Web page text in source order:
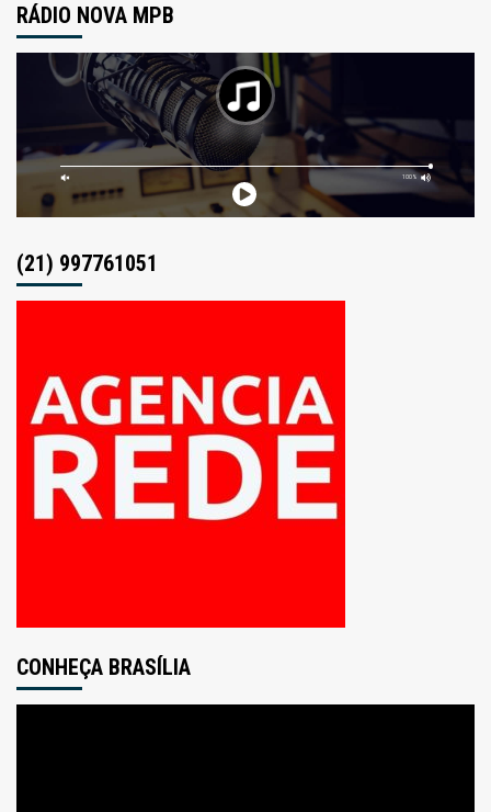
RÁDIO NOVA MPB
(21) 997761051
CONHEÇA BRASÍLIA